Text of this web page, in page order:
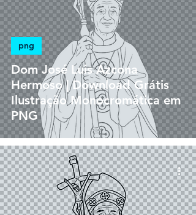
Dom José Luis Azcona
Hermoso | Download Grátis
Ilustração Monocromática em
PNG
png